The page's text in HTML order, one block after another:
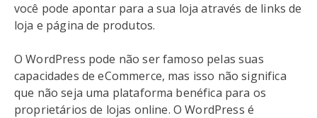
você pode apontar para a sua loja através de links de
loja e página de produtos.
O WordPress pode não ser famoso pelas suas
capacidades de eCommerce, mas isso não significa
que não seja uma plataforma benéfica para os
proprietários de lojas online. O WordPress é